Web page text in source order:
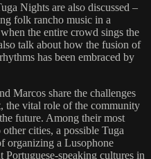
Nights are also discussed –
folk rancho music in a
the entire crowd sings the
talk about how the fusion of
has been embraced by
Marcos share the challenges
the vital role of the community
future. Among their most
cities, a possible Tuga
organizing a Lusophone
speaking cultures in